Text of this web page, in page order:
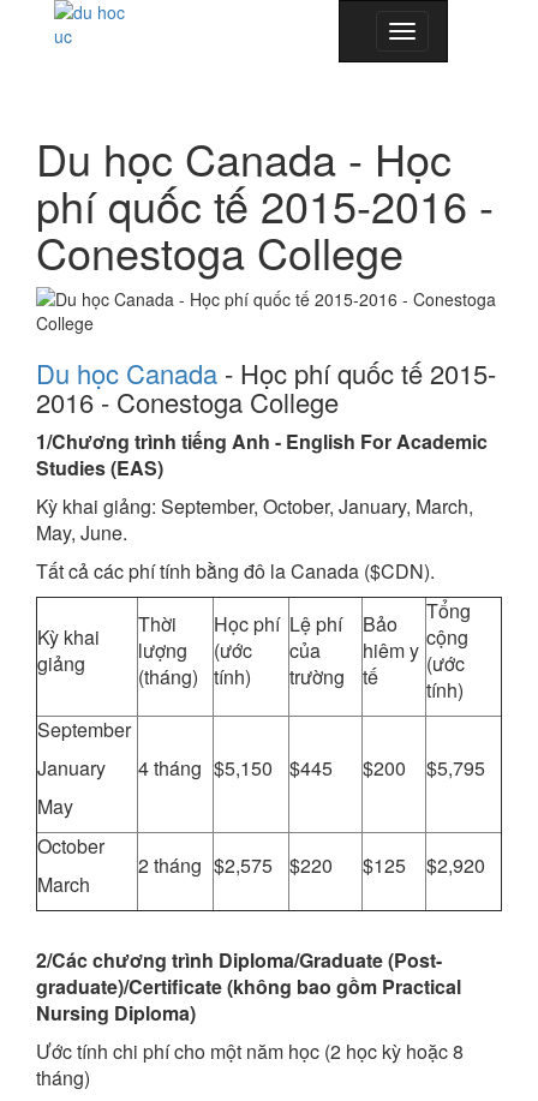
Toggle
navigation
Du học Canada - Học
phí quốc tế 2015-2016 -
Conestoga College
Du học Canada - Học phí quốc tế 2015-
2016 - Conestoga College
1/Chương trình tiếng Anh - English For Academic
Studies (EAS)
Kỳ khai giảng: September, October, January, March,
May, June.
Tất cả các phí tính bằng đô la Canada ($CDN).
Kỳ khai
giảng
Thời
lượng
(tháng)
Học phí
(ước
tính)
Lệ phí
của
trường
Bảo
hiêm y
tế
Tổng
cộng
(ước
tính)
September
January
May
4 tháng $5,150 $445 $200 $5,795
October
March
2 tháng $2,575 $220 $125 $2,920
2/Các chương trình Diploma/Graduate (Post-
graduate)/Certificate (không bao gồm Practical
Nursing Diploma)
Ước tính chi phí cho một năm học (2 học kỳ hoặc 8
tháng)